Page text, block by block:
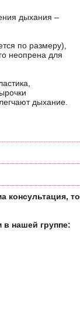
дыхания –
по размеру),
неопрена для
дыхание.
консультация, то
в нашей группе: